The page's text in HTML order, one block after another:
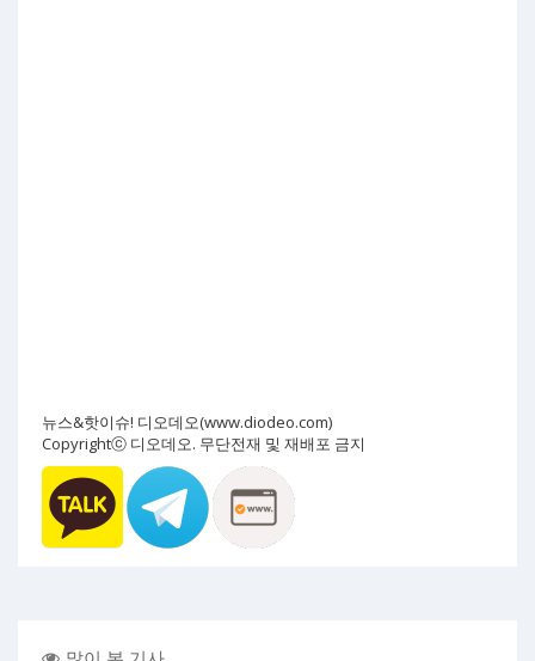
뉴스&핫이슈! 디오데오(www.diodeo.com)
Copyrightⓒ 디오데오. 무단전재 및 재배포 금지